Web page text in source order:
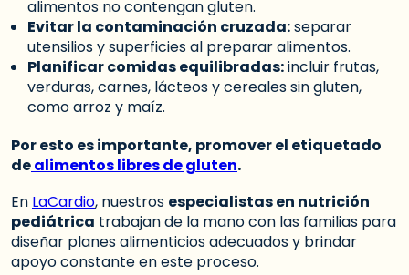
alimentos no contengan gluten.
Evitar la contaminación cruzada:separar
utensilios y superficies al preparar alimentos.
Planificar comidas equilibradas:incluir frutas,
verduras, carnes, lácteos y cereales sin gluten,
como arroz y maíz.
Por esto es importante, promover el etiquetado
dealimentos libres de gluten.
En LaCardio, nuestros especialistas en nutrición
pediátrica trabajan de la mano con las familias para
diseñar planes alimenticios adecuados y brindar
apoyo constante en este proceso.